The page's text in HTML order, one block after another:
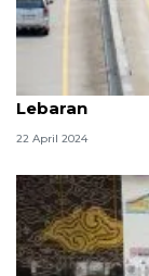
Potret
Lebaran
22 April 2024